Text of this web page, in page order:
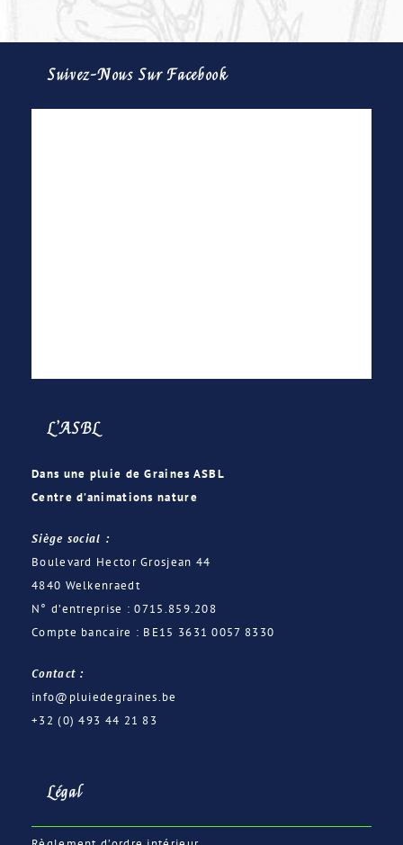
Suivez-Nous Sur Facebook
L’ASBL
Dans une pluie de Graines ASBL
Centre d’animations nature
Siège social :
Boulevard Hector Grosjean 44
4840 Welkenraedt
N° d’entreprise : 0715.859.208
Compte bancaire : BE15 3631 0057 8330
Contact :
info@pluiedegraines.be
+32 (0) 493 44 21 83
Légal